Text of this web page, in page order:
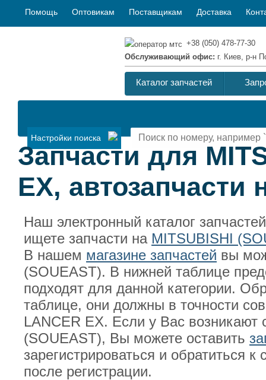
Помощь Оптовикам Поставщикам Доставка
+38 (050) 478-77-30
Обслуживающий офис: г. Киев, р-н
Каталог запчастей
Настройки поиска
Запчасти для
EX, автозапчасти
Наш электронный каталог
ищете запчасти на MITSUBISHI
В нашем магазине запчастей вы
(SOUEAST). В нижней таблице
подходят для данной категории.
таблице, они должны в точности
LANCER EX. Если у Вас возникают
(SOUEAST), Вы можете оставить
зарегистрироваться и обратиться
после регистрации.